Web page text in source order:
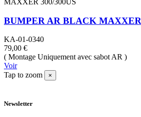
BUMPER AR BLACK
KA-01-0340
79,00 €
( Montage Uniquement avec sabot AR )
Voir
Tap to zoom
×
Newsletter